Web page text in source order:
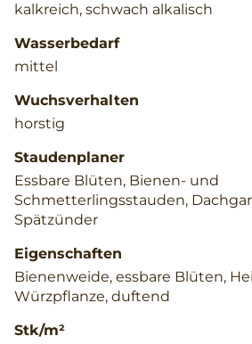
kalkreich, schwach alkalisch
Wasserbedarf
mittel
Wuchsverhalten
horstig
Staudenplaner
Essbare Blüten, Bienen- und
Schmetterlingsstauden,
Spätzünder
Eigenschaften
Bienenweide, essbare Blüten,
Würzpflanze, duftend
Stk/m²